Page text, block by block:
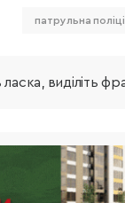
патрульна
виділіть